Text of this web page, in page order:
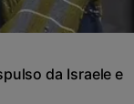
da Israele e